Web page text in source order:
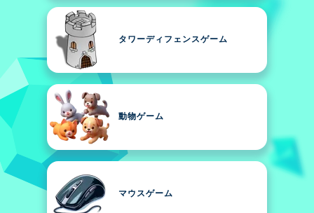
タワーディフェンスゲーム
動物ゲーム
マウスゲーム